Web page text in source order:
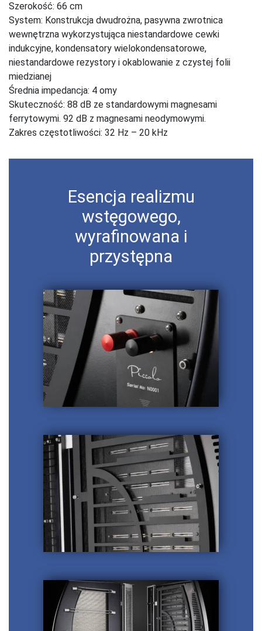
Szerokość: 66 cm
System: Konstrukcja dwudrożna, pasywna zwrotnica
wewnętrzna wykorzystująca niestandardowe cewki
indukcyjne, kondensatory wielokondensatorowe,
niestandardowe rezystory i okablowanie z czystej folii
miedzianej
Średnia impedancja: 4 omy
Skuteczność: 88 dB ze standardowymi magnesami
ferrytowymi. 92 dB z magnesami neodymowymi.
Zakres częstotliwości: 32 Hz – 20 kHz
Esencja realizmu
wstęgowego,
wyrafinowana i
przystępna